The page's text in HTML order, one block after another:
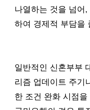
나열하는 것을 넘어
하여 경제적 부담을
일반적인 신혼부부
리즘 업데이트 주기
한 조건 완화 시점